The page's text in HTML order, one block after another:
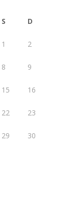
S D
1 2
8 9
15 16
22 23
29 30